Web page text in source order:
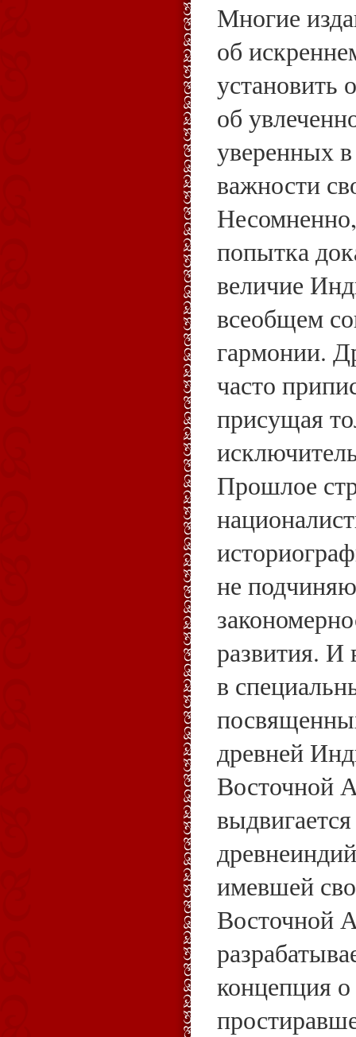
Многие
об
установить
об
уверенных
важности
попытка
величие
всеобщем
гармонии.
часто
присущая
Прошлое
не
развития.
в
древней
Восточной
имевшей
Восточной
концепция